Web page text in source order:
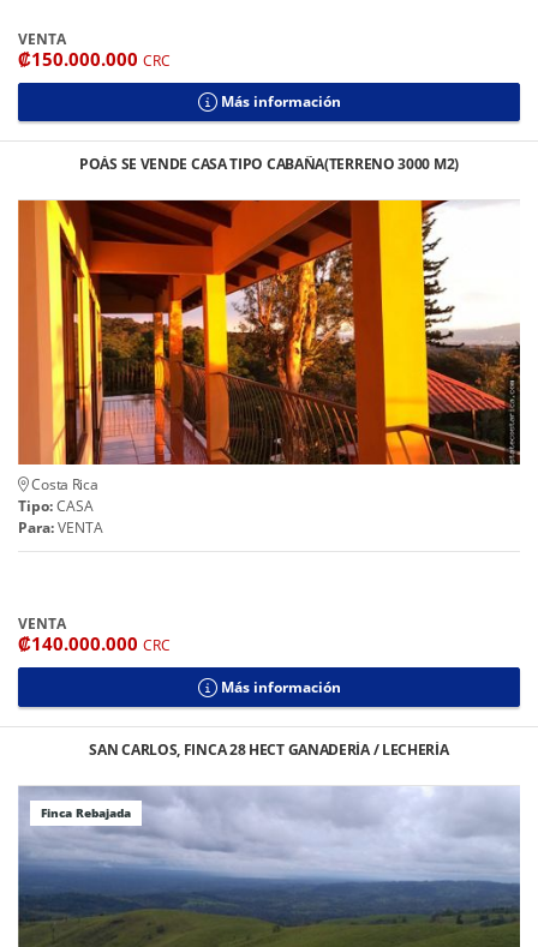
VENTA
₡150.000.000 CRC
Más información
POÁS SE VENDE CASA TIPO CABAÑA(TERRENO 3000 M2)
Costa Rica
Tipo:CASA
Para:VENTA
VENTA
₡140.000.000 CRC
Más información
SAN CARLOS, FINCA 28 HECT GANADERÍA / LECHERÍA
Finca Rebajada